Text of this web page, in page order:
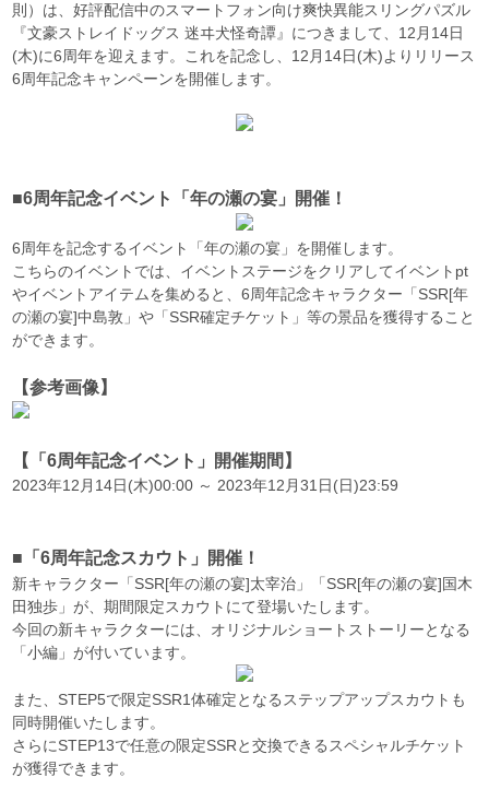
則）は、好評配信中のスマートフォン向け爽快異能スリングパズル
『文豪ストレイドッグス 迷ヰ犬怪奇譚』につきまして、12月14日
(木)に6周年を迎えます。これを記念し、12月14日(木)よりリリース
6周年記念キャンペーンを開催します。
■6周年記念イベント「年の瀬の宴」開催！
6周年を記念するイベント「年の瀬の宴」を開催します。
こちらのイベントでは、イベントステージをクリアしてイベントpt
やイベントアイテムを集めると、6周年記念キャラクター「SSR[年
の瀬の宴]中島敦」や「SSR確定チケット」等の景品を獲得すること
ができます。
【参考画像】
【「6周年記念イベント」開催期間】
2023年12月14日(木)00:00 ～ 2023年12月31日(日)23:59
■「6周年記念スカウト」開催！
新キャラクター「SSR[年の瀬の宴]太宰治」「SSR[年の瀬の宴]国木
田独歩」が、期間限定スカウトにて登場いたします。
今回の新キャラクターには、オリジナルショートストーリーとなる
「小編」が付いています。
また、STEP5で限定SSR1体確定となるステップアップスカウトも
同時開催いたします。
さらにSTEP13で任意の限定SSRと交換できるスペシャルチケット
が獲得できます。